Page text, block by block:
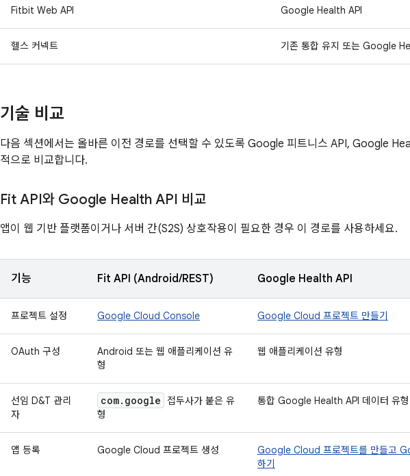
Fitbit Web API Google Health API
헬스 커넥트 기존 통합 유지 또는 Google
기술 비교
다음 섹션에서는 올바른 이전 경로를 선택할 수 있도록 Google 피트니스 API, Google
적으로 비교합니다.
Fit API와 Google Health API 비교
앱이 웹 기반 플랫폼이거나 서버 간(S2S) 상호작용이 필요한 경우 이 경로를 사용하세요.
기능 Fit API (Android/REST) Google Health API
프로젝트 설정 Google Cloud Console Google Cloud 프로젝트 만들기
OAuth 구성
Android 또는 웹 애플리케이션 유
형
웹 애플리케이션 유형
선임 D&T 관리
자
com. google
접두사가 붙은 유
형
통합 Google Health API 데이터 유형
앱 등록 Google Cloud 프로젝트 생성
Google Cloud 프로젝트를 만들고
하기